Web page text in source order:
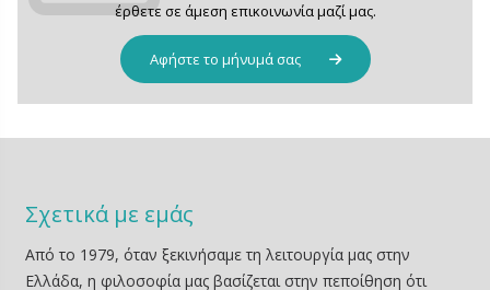
έρθετε σε άμεση επικοινωνία μαζί μας.
Αφήστε το μήνυμά σας
Σχετικά με εμάς
Από το 1979, όταν ξεκινήσαμε τη λειτουργία μας στην
Ελλάδα, η φιλοσοφία μας βασίζεται στην πεποίθηση ότι